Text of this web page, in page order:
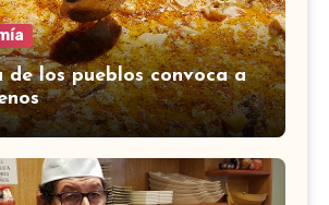
de los pueblos convoca a